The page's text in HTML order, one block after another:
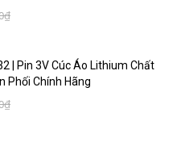
| Pin 3V Cúc Áo Lithium Chất
Phối Chính Hãng